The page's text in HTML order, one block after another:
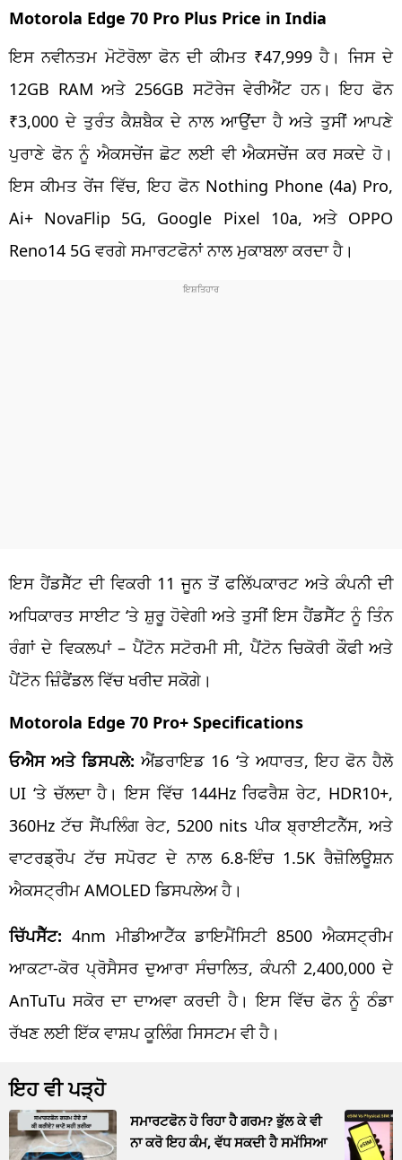
Motorola Edge 70 Pro Plus Price in India
ਇਸ ਨਵੀਨਤਮ ਮੋਟੋਰੋਲਾ ਫੋਨ ਦੀ ਕੀਮਤ ₹47,999 ਹੈ। ਜਿਸ ਦੇ
12GB RAM ਅਤੇ 256GB ਸਟੋਰੇਜ ਵੇਰੀਐਂਟ ਹਨ। ਇਹ ਫੋਨ
₹3,000 ਦੇ ਤੁਰੰਤ ਕੈਸ਼ਬੈਕ ਦੇ ਨਾਲ ਆਉਂਦਾ ਹੈ ਅਤੇ ਤੁਸੀਂ ਆਪਣੇ
ਪੁਰਾਣੇ ਫੋਨ ਨੂੰ ਐਕਸਚੇਂਜ ਛੋਟ ਲਈ ਵੀ ਐਕਸਚੇਂਜ ਕਰ ਸਕਦੇ ਹੋ।
ਇਸ ਕੀਮਤ ਰੇਂਜ ਵਿੱਚ, ਇਹ ਫੋਨ Nothing Phone (4a) Pro,
Ai+ NovaFlip 5G, Google Pixel 10a, ਅਤੇ OPPO
Reno14 5G ਵਰਗੇ ਸਮਾਰਟਫੋਨਾਂ ਨਾਲ ਮੁਕਾਬਲਾ ਕਰਦਾ ਹੈ।
ਇਸ ਹੈਂਡਸੈੱਟ ਦੀ ਵਿਕਰੀ 11 ਜੂਨ ਤੋਂ ਫਲਿੱਪਕਾਰਟ ਅਤੇ ਕੰਪਨੀ ਦੀ
ਅਧਿਕਾਰਤ ਸਾਈਟ ‘ਤੇ ਸ਼ੁਰੂ ਹੋਵੇਗੀ ਅਤੇ ਤੁਸੀਂ ਇਸ ਹੈਂਡਸੈੱਟ ਨੂੰ ਤਿੰਨ
ਰੰਗਾਂ ਦੇ ਵਿਕਲਪਾਂ – ਪੈਂਟੋਨ ਸਟੋਰਮੀ ਸੀ, ਪੈਂਟੋਨ ਚਿਕੋਰੀ ਕੌਫੀ ਅਤੇ
ਪੈਂਟੋਨ ਜ਼ਿੰਫੈਂਡਲ ਵਿੱਚ ਖਰੀਦ ਸਕੋਗੇ।
Motorola Edge 70 Pro+ Specifications
ਓਐਸ ਅਤੇ ਡਿਸਪਲੇ: ਐਂਡਰਾਇਡ 16 ‘ਤੇ ਅਧਾਰਤ, ਇਹ ਫੋਨ ਹੈਲੋ
UI ‘ਤੇ ਚੱਲਦਾ ਹੈ। ਇਸ ਵਿੱਚ 144Hz ਰਿਫਰੈਸ਼ ਰੇਟ, HDR10+,
360Hz ਟੱਚ ਸੈਂਪਲਿੰਗ ਰੇਟ, 5200 nits ਪੀਕ ਬ੍ਰਾਈਟਨੈੱਸ, ਅਤੇ
ਵਾਟਰਡ੍ਰੌਪ ਟੱਚ ਸਪੋਰਟ ਦੇ ਨਾਲ 6.8-ਇੰਚ 1.5K ਰੈਜ਼ੋਲਿਊਸ਼ਨ
ਐਕਸਟ੍ਰੀਮ AMOLED ਡਿਸਪਲੇਅ ਹੈ।
ਚਿੱਪਸੈੱਟ: 4nm ਮੀਡੀਆਟੈੱਕ ਡਾਇਮੈਂਸਿਟੀ 8500 ਐਕਸਟ੍ਰੀਮ
ਆਕਟਾ-ਕੋਰ ਪ੍ਰੋਸੈਸਰ ਦੁਆਰਾ ਸੰਚਾਲਿਤ, ਕੰਪਨੀ 2,400,000 ਦੇ
AnTuTu ਸਕੋਰ ਦਾ ਦਾਅਵਾ ਕਰਦੀ ਹੈ। ਇਸ ਵਿੱਚ ਫੋਨ ਨੂੰ ਠੰਡਾ
ਰੱਖਣ ਲਈ ਇੱਕ ਵਾਸ਼ਪ ਕੂਲਿੰਗ ਸਿਸਟਮ ਵੀ ਹੈ।
ਇਹ ਵੀ ਪੜ੍ਹੋ
ਸਮਾਰਟਫੋਨ ਹੋ ਰਿਹਾ ਹੈ ਗਰਮ? ਭੁੱਲ ਕੇ ਵੀ
ਨਾ ਕਰੋ ਇਹ ਕੰਮ, ਵੱਧ ਸਕਦੀ ਹੈ ਸਮੱਸਿਆ